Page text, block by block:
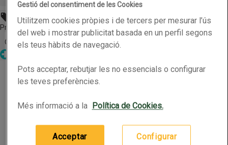
Botó del menú principal
Abans 13,75€
Preu rebaixat. Vàlid fins 15/06/2026
Obre-ho per veure una llista de les opcions d'ordenació
Ordena
Productes en oferta
TOPICREM Gel de dutxa hidratant per a pells sensibles
Parafarmàcia
TOPICREM Gel de dutxa hidratant per a pells
sensibles
1L (13,75 € per litre)
13,75 €
Afegeix
Gestió del consentiment de les Cookies
Utilitzem cookies pròpies i de tercers per mesurar l’ús
del web i mostrar publicitat basada en un perfil segons
els teus hàbits de navegació.
Pots acceptar, rebutjar les no essencials o configurar
les teves preferències.
Més informació a la Política de Cookies.
Configurar
Acceptar